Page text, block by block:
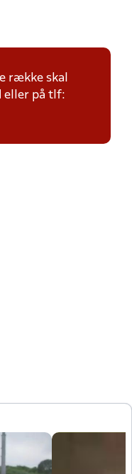
række skal
eller på tlf: